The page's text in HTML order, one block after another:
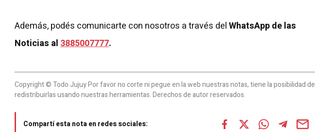
Además, podés comunicarte con nosotros a través delWhatsApp de las
Noticias al3885007777.
Copyright © Todo Jujuy Por favor no corte ni pegue en la web nuestras notas, tiene la posibilidad de
redistribuirlas usando nuestras herramientas. Derechos de autor reservados.
Compartí esta nota en redes sociales: